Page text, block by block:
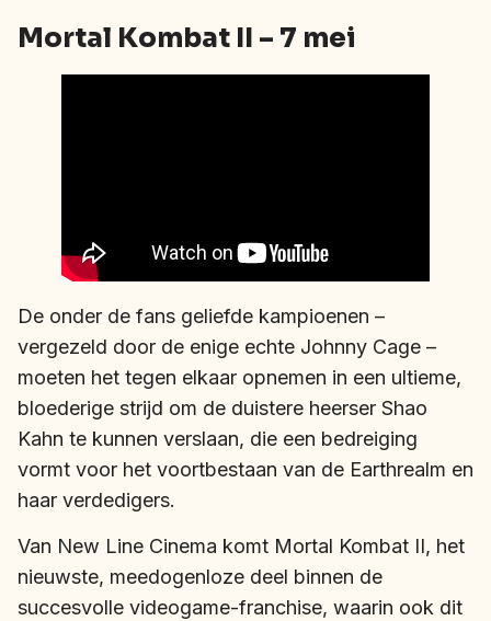
Mortal Kombat II – 7 mei
De onder de fans geliefde kampioenen –
vergezeld door de enige echte Johnny Cage –
moeten het tegen elkaar opnemen in een ultieme,
bloederige strijd om de duistere heerser Shao
Kahn te kunnen verslaan, die een bedreiging
vormt voor het voortbestaan van de Earthrealm en
haar verdedigers.
Van New Line Cinema komt Mortal Kombat II, het
nieuwste, meedogenloze deel binnen de
succesvolle videogame-franchise, waarin ook dit